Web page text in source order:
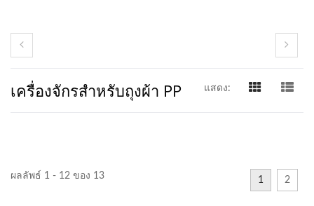
เครื่องจักรสำหรับถุงผ้า PP แสดง:
ผลลัพธ์ 1 - 12 ของ 13 1 2